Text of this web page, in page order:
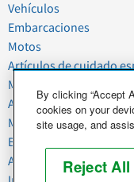
Vehículos
Embarcaciones
Motos
Artículos de cuidado
Mudanzas
Artículos del hogar
Mascotas
Basura y chatarra
Alimentos y agricultura
By clicking “Accept
cookies on your
site usage, and
Reject All